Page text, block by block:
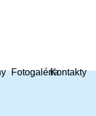
FotogalériaKontakty